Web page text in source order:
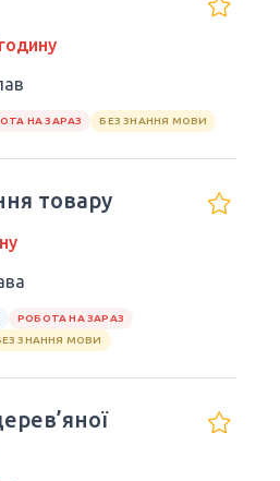
НА ЗАРАЗ БЕЗ ЗНАННЯ МОВИ
товару
РОБОТА НА ЗАРАЗ
ЗНАННЯ МОВИ